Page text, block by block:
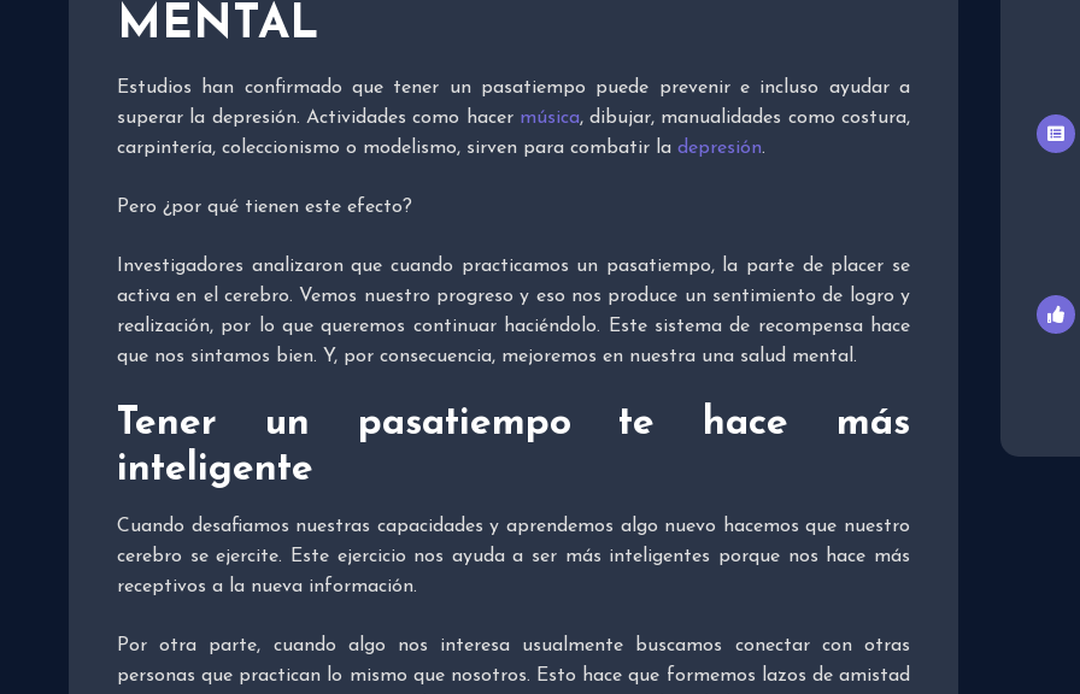
MENTAL
Estudios han confirmado que tener un pasatiempo puede prevenir e incluso ayudar a
superar la depresión. Actividades como hacer música, dibujar, manualidades como costura,
carpintería, coleccionismo o modelismo, sirven para combatir la depresión.
Pero ¿por qué tienen este efecto?
Investigadores analizaron que cuando practicamos un pasatiempo, la parte de placer se
activa en el cerebro. Vemos nuestro progreso y eso nos produce un sentimiento de logro y
realización, por lo que queremos continuar haciéndolo. Este sistema de recompensa hace
que nos sintamos bien. Y, por consecuencia, mejoremos en nuestra una salud mental.
Tener un pasatiempo te hace más
inteligente
Cuando desafiamos nuestras capacidades y aprendemos algo nuevo hacemos que nuestro
cerebro se ejercite. Este ejercicio nos ayuda a ser más inteligentes porque nos hace más
receptivos a la nueva información.
Por otra parte, cuando algo nos interesa usualmente buscamos conectar con otras
personas que practican lo mismo que nosotros. Esto hace que formemos lazos de amistad